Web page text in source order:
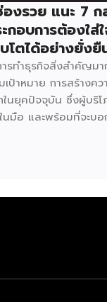
งรวย แนะ 7 ก
กอบการต้องใส่
โตได้อย่างยั่งยื
ารทำธุรกิจสิ่งสำคัญม
เป้าหมาย การสร้างค
ในยุคปัจจุบัน ซึ่งผู้บริ
นมือ และพร้อมที่จะบ